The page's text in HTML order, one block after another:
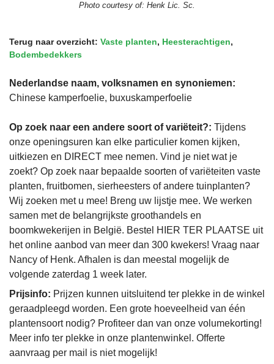
Photo courtesy of: Henk Lic. Sc.
Terug naar overzicht: Vaste planten, Heesterachtigen,
Bodembedekkers
Nederlandse naam, volksnamen en synoniemen:
Chinese kamperfoelie, buxuskamperfoelie
Op zoek naar een andere soort of variëteit?: Tijdens
onze openingsuren kan elke particulier komen kijken,
uitkiezen en DIRECT mee nemen. Vind je niet wat je
zoekt? Op zoek naar bepaalde soorten of variëteiten vaste
planten, fruitbomen, sierheesters of andere tuinplanten?
Wij zoeken met u mee! Breng uw lijstje mee. We werken
samen met de belangrijkste groothandels en
boomkwekerijen in België. Bestel HIER TER PLAATSE uit
het online aanbod van meer dan 300 kwekers! Vraag naar
Nancy of Henk. Afhalen is dan meestal mogelijk de
volgende zaterdag 1 week later.
Prijsinfo: Prijzen kunnen uitsluitend ter plekke in de winkel
geraadpleegd worden. Een grote hoeveelheid van één
plantensoort nodig? Profiteer dan van onze volumekorting!
Meer info ter plekke in onze plantenwinkel. Offerte
aanvraag per mail is niet mogelijk!